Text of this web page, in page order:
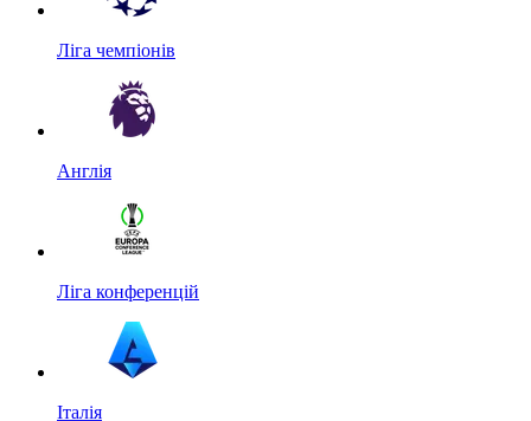
Ліга чемпіонів
Англія
Ліга конференцій
Італія